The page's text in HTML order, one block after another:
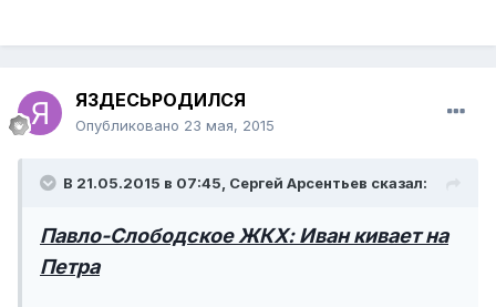
ЯЗДЕСЬРОДИЛСЯ
Опубликовано 23 мая, 2015
В 21.05.2015 в 07:45, Сергей Арсентьев сказал:
Павло-Слободское ЖКХ: Иван кивает на
Петра